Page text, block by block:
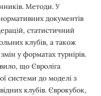
Методи. У
документів
статистичний
клубів, а також
у форматах турнірів.
що Євроліга
системи до моделі з
клубів. Єврокубок,